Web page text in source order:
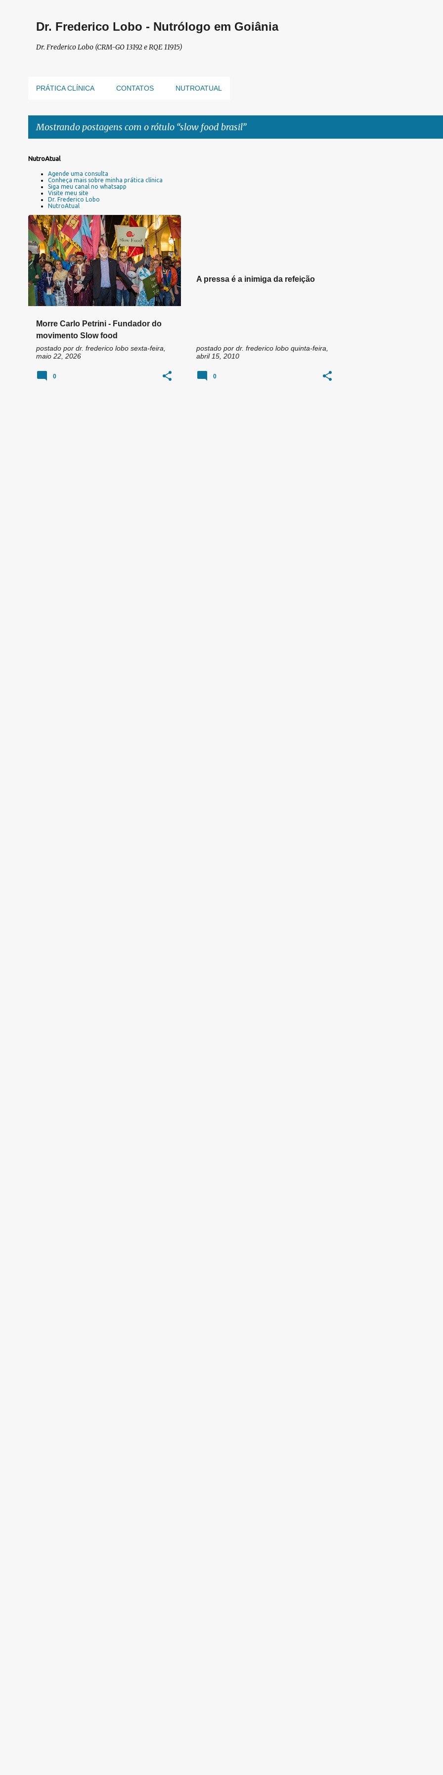
Dr. Frederico Lobo - Nutrólogo em Goiânia
Dr. Frederico Lobo (CRM-GO 13192 e RQE 11915)
PRÁTICA CLÍNICA CONTATOS NUTROATUAL
Mostrando postagens com o rótulo slow food brasil
P
e
n
s
NutroAtual
Agende uma consulta
Conheça mais sobre minha prática clínica
Siga meu canal no whatsapp
Visite meu site
Dr. Frederico Lobo
NutroAtual
Morre Carlo Petrini - Fundador do
movimento Slow food
postado por dr. frederico lobo sexta-feira,
maio 22, 2026
ALIMENTAÇÃO CONSCIENTE +1
0
A pressa é a inimiga da refeição
postado por dr. frederico lobo quinta-feira,
abril 15, 2010
0